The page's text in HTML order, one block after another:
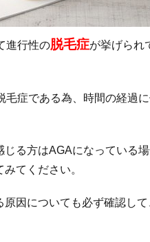
進行性の脱毛症が挙げられ
毛症である為、時間の経過
じる方はAGAになっている
てください。
原因についても必ず確認し